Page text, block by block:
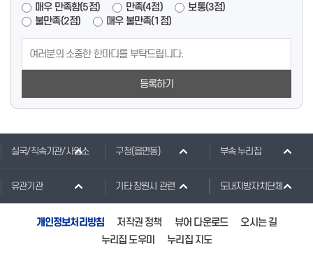
매우 만족함(5점) 만족(4점)
보통(3점)
불만족(2점)
매우 불만족(1점)
등록하기
실국/직속기관/사업소 구청(읍면동) 부속 누리집
유관기관 기타 창원시 관련 도내지방자치단체
개인정보처리방침 저작권 정책 뷰어 다운로드
오시는 길
누리집 도우미
누리집 지도